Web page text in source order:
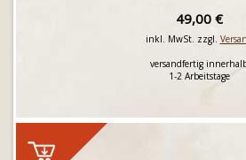
49,00 €
inkl. MwSt. zzgl.
versandfertig
1-2 Arbeitstage